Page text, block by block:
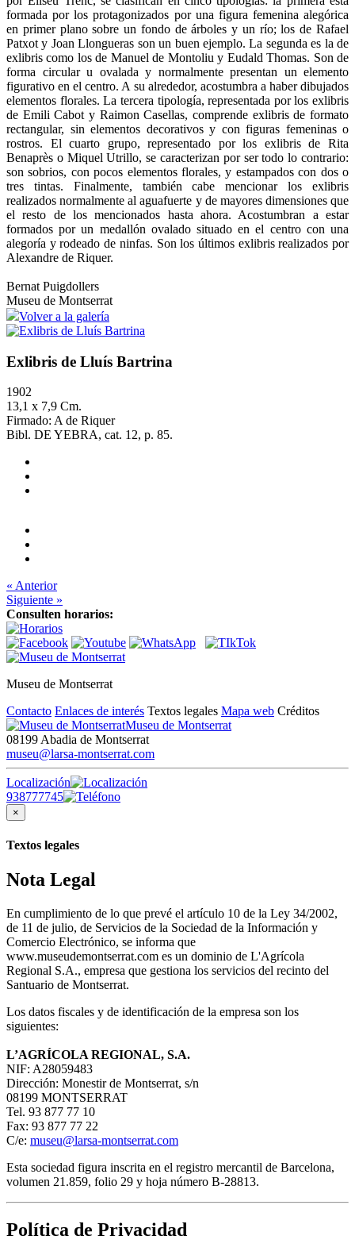
formada por los protagonizados por una figura femenina alegórica
en primer plano sobre un fondo de árboles y un río; los de Rafael
Patxot y Joan Llongueras son un buen ejemplo. La segunda es la de
exlibris como los de Manuel de Montoliu y Eudald Thomas. Son de
forma circular u ovalada y normalmente presentan un elemento
figurativo en el centro. A su alrededor, acostumbra a haber dibujados
elementos florales. La tercera tipología, representada por los exlibris
de Emili Cabot y Raimon Casellas, comprende exlibris de formato
rectangular, sin elementos decorativos y con figuras femeninas o
rostros. El cuarto grupo, representado por los exlibris de Rita
Benaprès o Miquel Utrillo, se caracterizan por ser todo lo contrario:
son sobrios, con pocos elementos florales, y estampados con dos o
tres tintas. Finalmente, también cabe mencionar los exlibris
realizados normalmente al aguafuerte y de mayores dimensiones que
el resto de los mencionados hasta ahora. Acostumbran a estar
formados por un medallón ovalado situado en el centro con una
alegoría y rodeado de ninfas. Son los últimos exlibris realizados por
Alexandre de Riquer.
Bernat Puigdollers
Museu de Montserrat
Volver a la galería
Exlibris de Lluís Bartrina
1902
13,1 x 7,9 Cm.
Firmado: A de Riquer
Bibl. DE YEBRA, cat. 12, p. 85.
« Anterior
Siguiente »
Consulten horarios:
Museu de Montserrat
Contacto Enlaces de interés Textos legales Mapa web Créditos
Museu de Montserrat
08199 Abadia de Montserrat
museu@larsa-montserrat.com
Localización
938777745
×
Textos legales
Nota Legal
En cumplimiento de lo que prevé el artículo 10 de la Ley 34/2002,
de 11 de julio, de Servicios de la Sociedad de la Información y
Comercio Electrónico, se informa que
www.museudemontserrat.com es un dominio de L'Agrícola
Regional S.A., empresa que gestiona los servicios del recinto del
Santuario de Montserrat.
Los datos fiscales y de identificación de la empresa son los
siguientes:
L’AGRÍCOLA REGIONAL, S.A.
NIF: A28059483
Dirección: Monestir de Montserrat, s/n
08199 MONTSERRAT
Tel. 93 877 77 10
Fax: 93 877 77 22
C/e: museu@larsa-montserrat.com
Esta sociedad figura inscrita en el registro mercantil de Barcelona,
volumen 21.859, folio 29 y hoja número B-28813.
Política de Privacidad